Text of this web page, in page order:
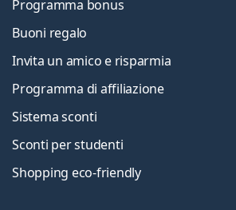
Programma bonus
Buoni regalo
Invita un amico e risparmia
Programma di affiliazione
Sistema sconti
Sconti per studenti
Shopping eco-friendly